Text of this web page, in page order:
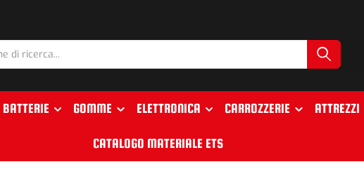
BATTERIE GOMME ELETTRONICA CARROZZERIE ATTREZZI
CATALOGO MATERIALE ETS